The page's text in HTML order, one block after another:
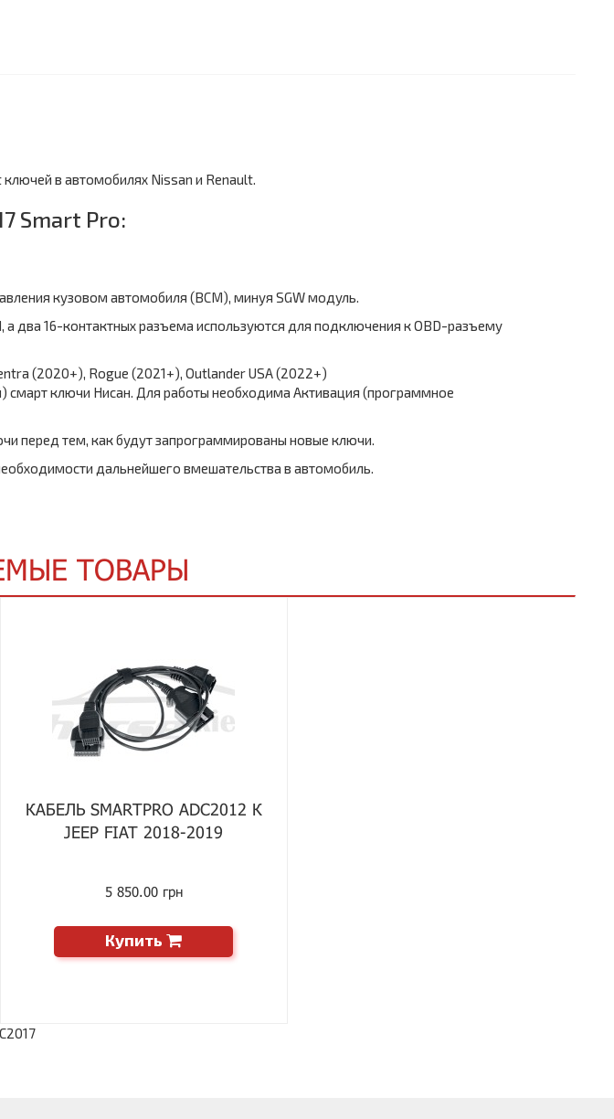
в автомобилях Nissan и Renault.
Smart Pro:
кузовом автомобиля (BCM), минуя SGW модуль.
два 16-контактных разъема используются для подключения к OBD-разъему
(2020+), Rogue (2021+), Outlander USA (2022+)
смарт ключи Нисан. Для работы необходима Активация (программное
перед тем, как будут запрограммированы новые ключи.
дальнейшего вмешательства в автомобиль.
ТОВАРЫ
КАБЕЛЬ SMARTPRO ADC2012 К
JEEP FIAT 2018-2019
5 850.00 грн
Купить